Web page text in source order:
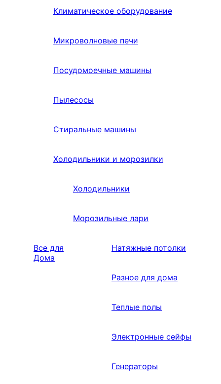
Климатическое оборудование
Микроволновые печи
Посудомоечные машины
Пылесосы
Стиральные машины
Холодильники и морозилки
Холодильники
Морозильные лари
Все для
Дома
Натяжные потолки
Разное для дома
Теплые полы
Электронные сейфы
Генераторы